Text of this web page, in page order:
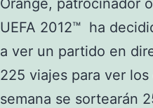
Orange, patrocinador
UEFA 2012™ ha
a ver un partido en
225 viajes para ver
semana se sortearán